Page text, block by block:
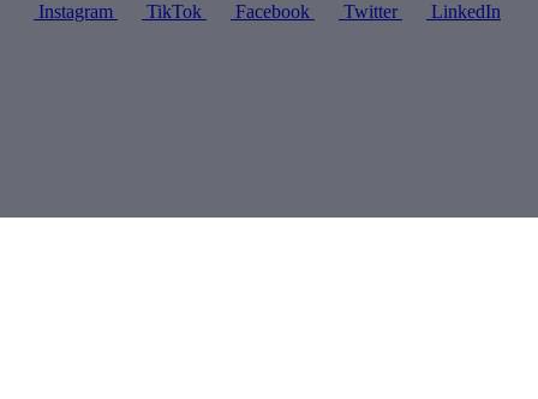
Instagram
TikTok Facebook Twitter LinkedIn